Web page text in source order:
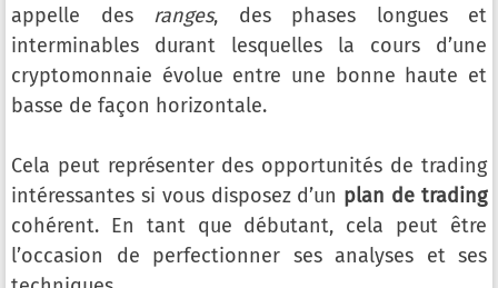
appelle des ranges, des phases longues et
interminables durant lesquelles la cours d’une
cryptomonnaie évolue entre une bonne haute et
basse de façon horizontale.
Cela peut représenter des opportunités de trading
intéressantes si vous disposez d’un plan de trading
cohérent. En tant que débutant, cela peut être
l’occasion de perfectionner ses analyses et ses